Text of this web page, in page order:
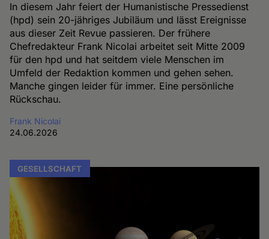
In diesem Jahr feiert der Humanistische Pressedienst
(hpd) sein 20-jähriges Jubiläum und lässt Ereignisse
aus dieser Zeit Revue passieren. Der frühere
Chefredakteur Frank Nicolai arbeitet seit Mitte 2009
für den hpd und hat seitdem viele Menschen im
Umfeld der Redaktion kommen und gehen sehen.
Manche gingen leider für immer. Eine persönliche
Rückschau.
Frank Nicolai
24.06.2026
GESELLSCHAFT